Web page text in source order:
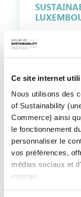
Ce site internet
Nous utilisons des
of Sustainability
Commerce) ainsi
le fonctionnement
personnaliser le
vos préférences,
médias sociaux et
internet.
28.11.2024
DURABLE